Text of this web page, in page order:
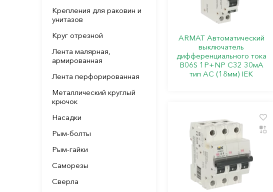
Крепления для раковин и
унитазов
Круг отрезной
Лента малярная,
армированная
Лента перфорированная
Металлический круглый
крючок
Насадки
Рым-болты
Рым-гайки
Саморезы
Сверла
ARMAT Автоматический
выключатель
дифференциального тока
B06S 1P+NP C32 30мА
тип AC (18мм) IEK